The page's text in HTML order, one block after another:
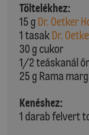
Töltelékhez:
15 g Dr. Oetker
1 tasak Dr.
30 g cukor
1/2 teáskanál
25 g Rama
Kenéshez:
1 darab felvert